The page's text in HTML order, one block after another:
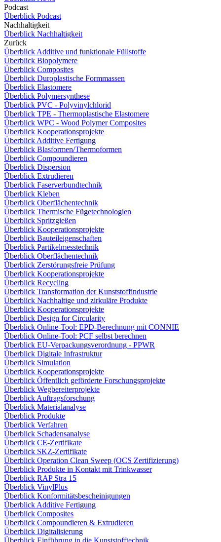
Podcast
Überblick Podcast
Nachhaltigkeit
Überblick Nachhaltigkeit
Zurück
Überblick Additive und funktionale Füllstoffe
Überblick Biopolymere
Überblick Composites
Überblick Duroplastische Formmassen
Überblick Elastomere
Überblick Polymersynthese
Überblick PVC - Polyvinylchlorid
Überblick TPE - Thermoplastische Elastomere
Überblick WPC - Wood Polymer Composites
Überblick Kooperationsprojekte
Überblick Additive Fertigung
Überblick Blasformen/Thermoformen
Überblick Compoundieren
Überblick Dispersion
Überblick Extrudieren
Überblick Faserverbundtechnik
Überblick Kleben
Überblick Oberflächentechnik
Überblick Thermische Fügetechnologien
Überblick Spritzgießen
Überblick Kooperationsprojekte
Überblick Bauteileigenschaften
Überblick Partikelmesstechnik
Überblick Oberflächentechnik
Überblick Zerstörungsfreie Prüfung
Überblick Kooperationsprojekte
Überblick Recycling
Überblick Transformation der Kunststoffindustrie
Überblick Nachhaltige und zirkuläre Produkte
Überblick Kooperationsprojekte
Überblick Design for Circularity
Überblick Online-Tool: EPD-Berechnung mit CONNIE
Überblick Online-Tool: PCF selbst berechnen
Überblick EU-Verpackungsverordnung - PPWR
Überblick Digitale Infrastruktur
Überblick Simulation
Überblick Kooperationsprojekte
Überblick Öffentlich geförderte Forschungsprojekte
Überblick Wegbereiterprojekte
Überblick Auftragsforschung
Überblick Materialanalyse
Überblick Produkte
Überblick Verfahren
Überblick Schadensanalyse
Überblick CE-Zertifikate
Überblick SKZ-Zertifikate
Überblick Operation Clean Sweep (OCS Zertifizierung)
Überblick Produkte in Kontakt mit Trinkwasser
Überblick RAP Stra 15
Überblick VinylPlus
Überblick Konformitätsbescheinigungen
Überblick Additive Fertigung
Überblick Composites
Überblick Compoundieren & Extrudieren
Überblick Digitalisierung
Überblick Einführung in die Kunststofftechnik